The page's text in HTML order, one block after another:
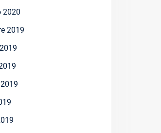
2020
2019